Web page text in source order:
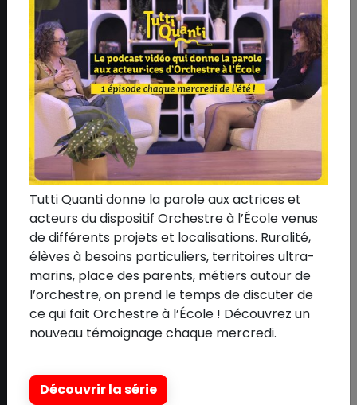
Nos mécènes
Nos partenaires
Communication
Adhérer à l'association
DISPOSITIF
Présentation
Impact
Témoignages
L'aventure en livre
L'aventure en chiffres
Liste des orchestres
RESSOURCES
Tutti Quanti donne la parole aux actrices et
acteurs du dispositif Orchestre à l’École venus
de différents projets et localisations. Ruralité,
élèves à besoins particuliers, territoires ultra-
marins, place des parents, métiers autour de
l’orchestre, on prend le temps de discuter de
ce qui fait Orchestre à l’École ! Découvrez un
nouveau témoignage chaque mercredi.
Découvrir la série